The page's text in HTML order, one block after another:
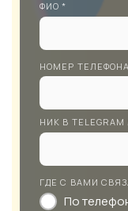
ФИО *
НОМЕР
НИК В TELEGRAM
ГДЕ С ВАМИ
По